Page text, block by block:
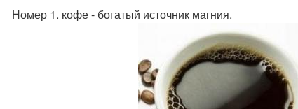
Номер 1. кофе - богатый источник магния.